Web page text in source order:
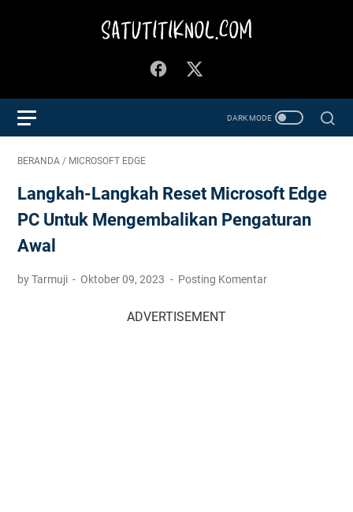
BERANDA / MICROSOFT EDGE
Langkah-Langkah Reset Microsoft Edge
PC Untuk Mengembalikan Pengaturan
Awal
by Tarmuji Oktober 09, 2023 Posting Komentar
ADVERTISEMENT